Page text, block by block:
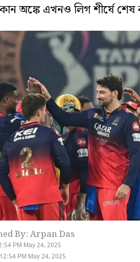
অঙ্কে এখনও লিগ শীর্ষে শেষ
By: Arpan Das
PM May 24, 2025
PM May 24, 2025